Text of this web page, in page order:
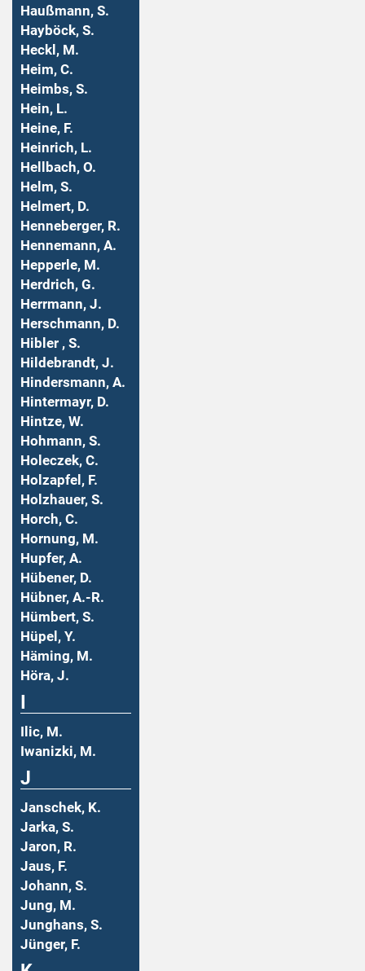
Haußmann, S.
Hayböck, S.
Heckl, M.
Heim, C.
Heimbs, S.
Hein, L.
Heine, F.
Heinrich, L.
Hellbach, O.
Helm, S.
Helmert, D.
Henneberger, R.
Hennemann, A.
Hepperle, M.
Herdrich, G.
Herrmann, J.
Herschmann, D.
Hibler , S.
Hildebrandt, J.
Hindersmann, A.
Hintermayr, D.
Hintze, W.
Hohmann, S.
Holeczek, C.
Holzapfel, F.
Holzhauer, S.
Horch, C.
Hornung, M.
Hupfer, A.
Hübener, D.
Hübner, A.-R.
Hümbert, S.
Hüpel, Y.
Häming, M.
Höra, J.
Ilic, M.
Iwanizki, M.
J
Janschek, K.
Jarka, S.
Jaron, R.
Jaus, F.
Johann, S.
Jung, M.
Junghans, S.
Jünger, F.